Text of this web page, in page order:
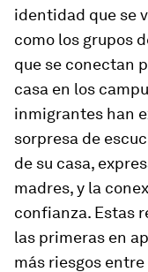
identidad que se
como los grupos
que se conectan
casa en los
inmigrantes han
sorpresa de
de su casa,
madres, y la
confianza. Estas
las primeras en
más riesgos